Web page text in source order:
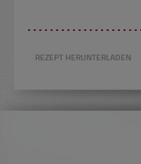
REZEPT HERUNTERLADEN